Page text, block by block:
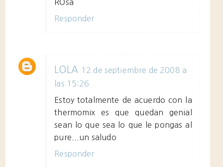
ROsa
Responder
LOLA 12 de septiembre de 2008 a
las 15:26
Estoy totalmente de acuerdo con la
thermomix es que quedan genial
sean lo que sea lo que le pongas al
pure...un saludo
Responder